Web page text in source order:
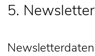
5. Newsletter
Newsletterdaten